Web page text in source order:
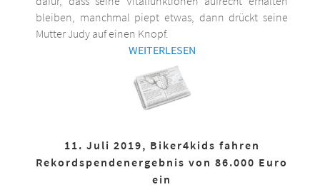
bleiben, manchmal piept etwas, dann drückt seine
Mutter Judy auf einen Knopf.
WEITERLESEN
11. Juli 2019, Biker4kids fahren
Rekordspendenergebnis von 86.000 Euro
ein